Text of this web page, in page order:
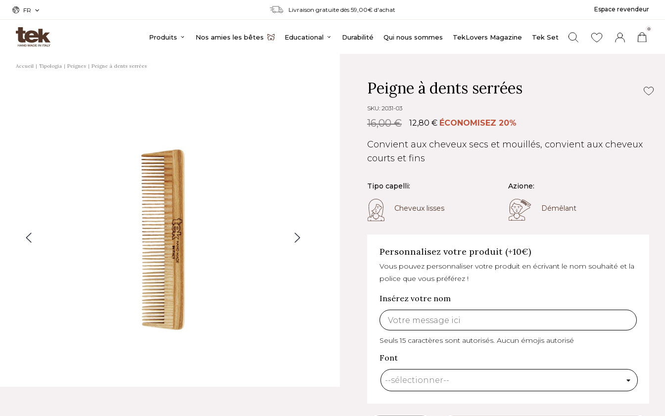
Livraison gratuite dès 59,00€ d'achat
0
Produits Nos amies les bêtes Educational Durabilité Qui nous sommes TekLovers Magazine Tek Set
FR Espace revendeur
Accueil Tipologia Peignes Peigne à dents serrées
Peigne à dents serrées
SKU: 2031-03
16,00 € 12,80 € ÉCONOMISEZ 20%
Convient aux cheveux secs et mouillés, convient aux cheveux
courts et fins
Tipo capelli:
Cheveux lisses
Azione:
Démêlant
Personnalisez votre produit (+10€)
Vous pouvez personnaliser votre produit en écrivant le nom souhaité et la
police que vous préférez !
Insérez votre nom
Seuls 15 caractères sont autorisés. Aucun émojis autorisé
Font